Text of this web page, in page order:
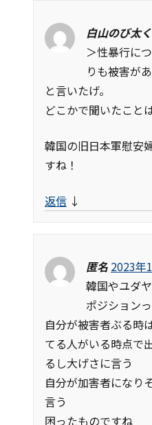
白山のび太
＞性暴行に
りも被害が
と言いたげ。
どこかで聞いたこと
韓国の旧日本軍慰安
すね！
返信 ↓
匿名 2023年
韓国やユダ
ポジション
自分が被害者ぶる時
てる人がいる時点で
るし大げさに言う
自分が加害者になり
言う
困ったものですね